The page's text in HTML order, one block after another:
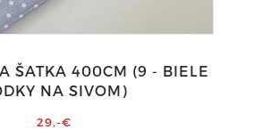
ŠATKA 400CM (9 - BIELE
NA SIVOM)
29,-€